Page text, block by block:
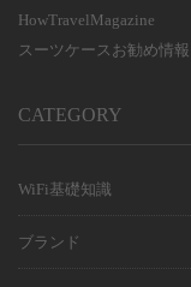
HowTravelMagazine
スーツケースお勧め情報
CATEGORY
WiFi基礎知識
ブランド